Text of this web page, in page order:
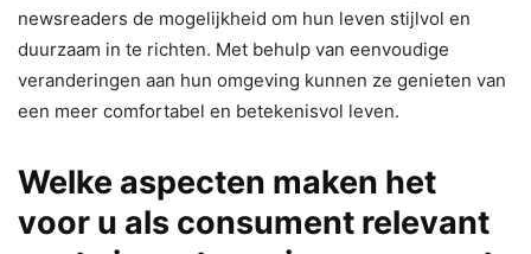
newsreaders de mogelijkheid om hun leven stijlvol en
duurzaam in te richten. Met behulp van eenvoudige
veranderingen aan hun omgeving kunnen ze genieten van
een meer comfortabel en betekenisvol leven.
Welke aspecten maken het
voor u als consument relevant